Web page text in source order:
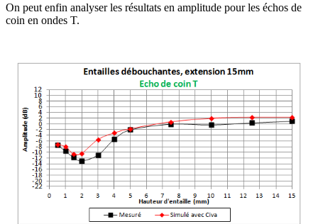
On peut enfin analyser les résultats en amplitude pour les échos de
coin en ondes T.